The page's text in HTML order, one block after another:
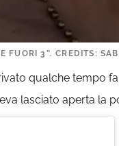
FUORI 3”. CREDITS:
qualche tempo
lasciato aperta la